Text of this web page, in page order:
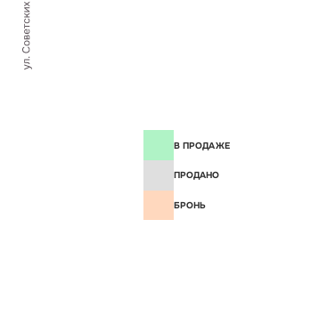
В ПРОДАЖЕ
ПРОДАНО
БРОНЬ